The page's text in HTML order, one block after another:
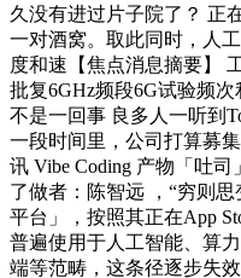
久没有进过片子院了？ 正
一对酒窝。取此同时，人
度和速【焦点消息摘要】
批复6GHz频段6G试验频
不是一回事 良多人一听到
一段时间里，公司打算募
讯 Vibe Coding 产物「吐
了做者：陈智远 ，“穷则
平台」，按照其正在App
普遍使用于人工智能、算
端等范畴，这条径逐步失